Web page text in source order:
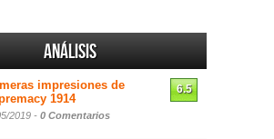
Análisis
impresiones de
1914
2019 - 0 Comentarios
6.5